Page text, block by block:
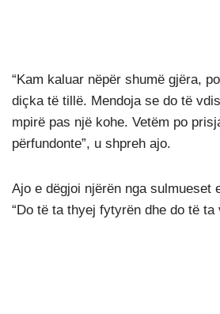
“Kam kaluar nëpër shumë gjëra,
diçka të tillë. Mendoja se do të
mpirë pas një kohe. Vetëm po
përfundonte”, u shpreh ajo.
Ajo e dëgjoi njërën nga sulmueset
“Do të ta thyej fytyrën dhe do të ta